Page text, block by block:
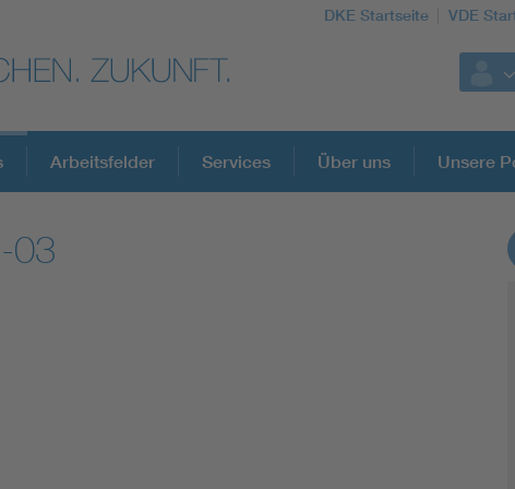
DKE Startseite VDE
DKE Fachinformationen im Kontext der
Arbeitsfelder Services Über uns Unsere
03